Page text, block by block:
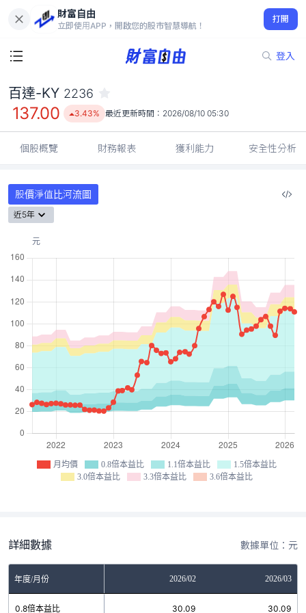
財富自由
立即使用APP，開啟您的股市智慧導航！
打開
登入
137.00
3.43%
百達-KY 2236
137.00 3.43% 最近更新時間： 2026/08/10 05:30
個股概覽 財務報表 獲利能力 安全性分析
股價淨值比河流圖
近5年
月均價 0.8倍本益比 1.1倍本益比
1.5倍本益比
3.0倍本益比
3.3倍本益比 3.6倍本益比
詳細數據 數據單位：元
年度/月份 2026/02 2026/03
0.8倍本益比 30.09 30.09